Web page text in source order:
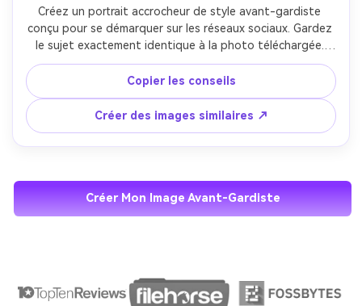
Créez un portrait accrocheur de style avant-gardiste
conçu pour se démarquer sur les réseaux sociaux. Gardez
le sujet exactement identique à la photo téléchargée.
Contraste d'éclairage audacieux, focus visuel fort, look
éditorial moderne. Style photographique avant-gardiste
avec une esthétique contemporaine et accrocheuse. Ultra
réaliste, haute définition, sans dessins animés ou
illustrations.
Copier les conseils
Créer des images similaires ↗
Créer Mon Image Avant-Gardiste